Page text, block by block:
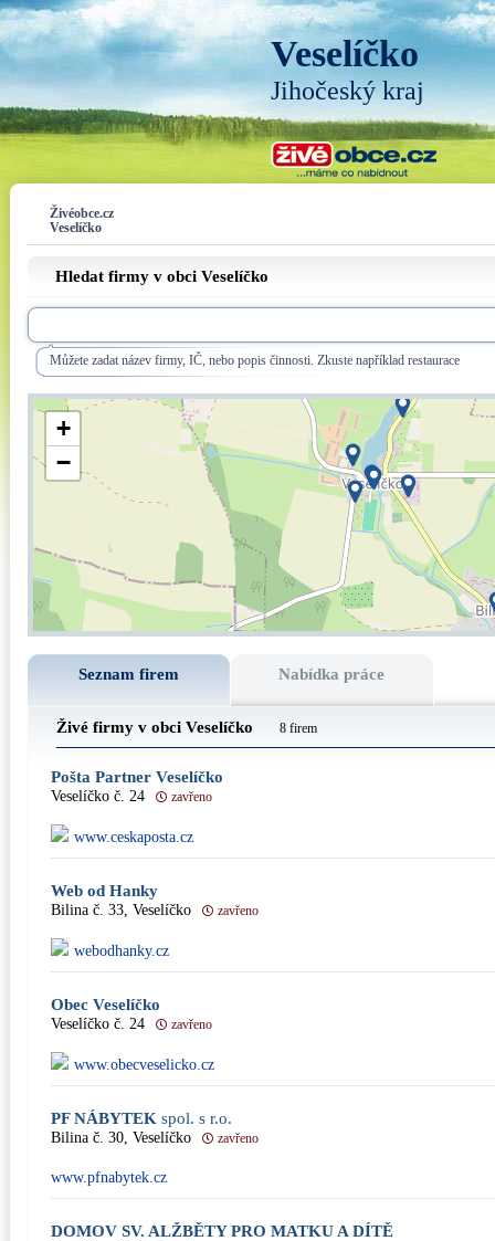
Veselíčko
Jihočeský kraj
Živéobce.cz
Veselíčko
Hledat firmy v obci Veselíčko
Můžete zadat název firmy, IČ, nebo popis činnosti. Zkuste například restaurace
+
−
Seznam firem Nabídka práce
Živé firmy v obci Veselíčko 8 firem
Pošta Partner Veselíčko
Veselíčko č. 24 zavřeno
www.ceskaposta.cz
Web od Hanky
Bilina č. 33, Veselíčko zavřeno
webodhanky.cz
Obec Veselíčko
Veselíčko č. 24 zavřeno
www.obecveselicko.cz
PF NÁBYTEK spol. s r.o.
Bilina č. 30, Veselíčko zavřeno
www.pfnabytek.cz
DOMOV SV. ALŽBĚTY PRO MATKU A DÍTĚ